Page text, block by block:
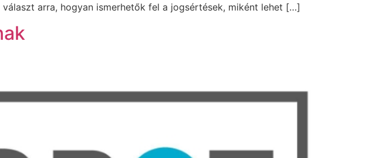
arra, hogyan ismerhetők fel a jogsértések, miként lehet […]